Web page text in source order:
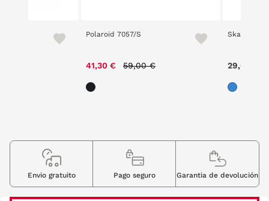
Polaroid 7057/S
41,30 € 59,00 €
Skate 2406
29,00 €
Envio gratuito Pago seguro Garantia de devolución